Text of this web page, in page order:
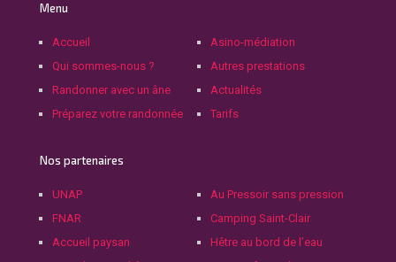
Menu
Accueil
Qui sommes-nous ?
Randonner avec un âne
Préparez votre randonnée
Asino-médiation
Autres prestations
Actualités
Tarifs
Nos partenaires
UNAP
FNAR
Accueil paysan
Au Pressoir sans pression
Camping Saint-Clair
Hêtre au bord de l’eau